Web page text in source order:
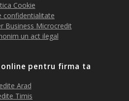
Cookie
confidentialitate
Business Microcredit
un act ilegal
pentru firma ta
Arad
Timis